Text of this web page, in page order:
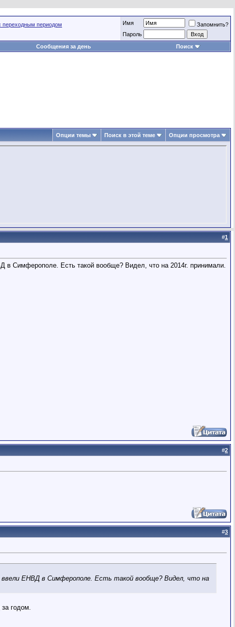
переходным периодом Имя
Запомнить?
Пароль
Сообщения за день Поиск
Опции темы Поиск в этой теме Опции просмотра
#1
в Симферополе. Есть такой вообще? Видел, что на 2014г. принимали.
#2
#3
ЕНВД в Симферополе. Есть такой вообще? Видел, что на
годом.